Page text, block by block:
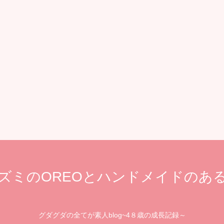
ミのOREOとハンドメイドのあ
グダグダの全てが素人blog~4８歳の成長記録～